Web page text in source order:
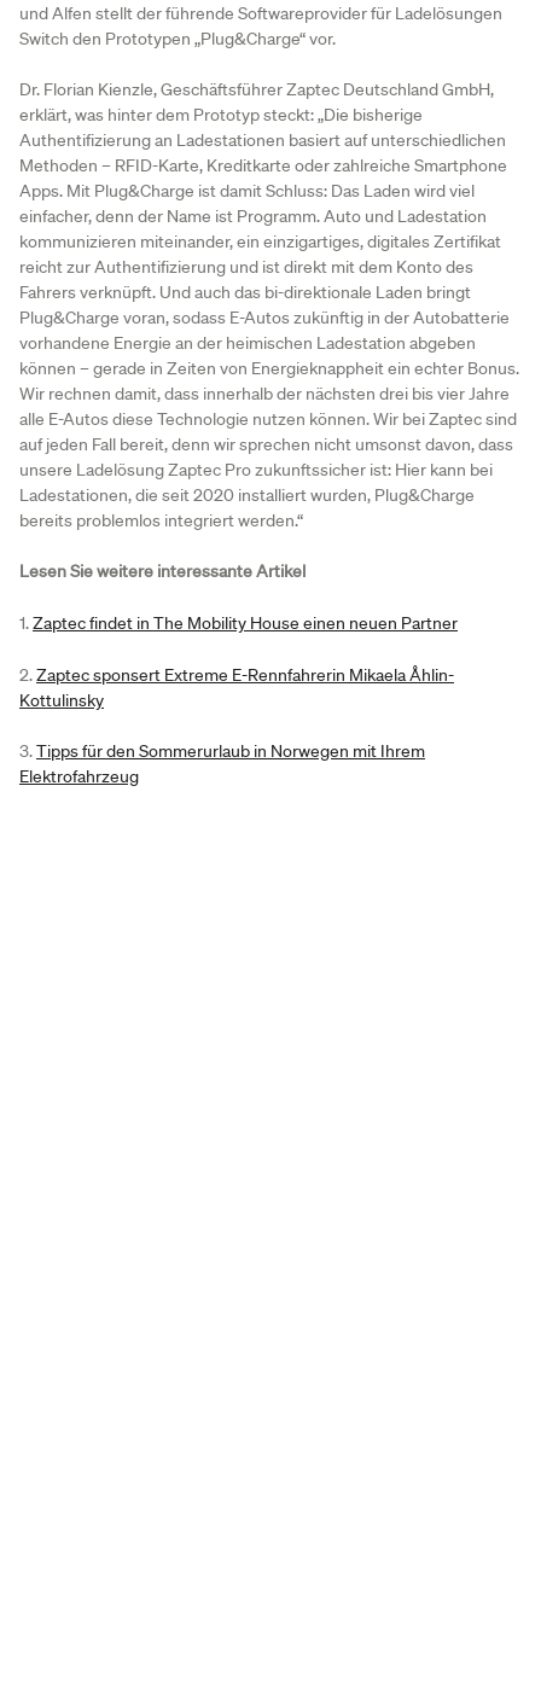
und Alfen stellt der führende Softwareprovider für Ladelösungen
Switch den Prototypen „Plug&Charge“ vor.
Dr. Florian Kienzle, Geschäftsführer Zaptec Deutschland GmbH,
erklärt, was hinter dem Prototyp steckt: „Die bisherige
Authentifizierung an Ladestationen basiert auf unterschiedlichen
Methoden – RFID-Karte, Kreditkarte oder zahlreiche Smartphone
Apps. Mit Plug&Charge ist damit Schluss: Das Laden wird viel
einfacher, denn der Name ist Programm. Auto und Ladestation
kommunizieren miteinander, ein einzigartiges, digitales Zertifikat
reicht zur Authentifizierung und ist direkt mit dem Konto des
Fahrers verknüpft. Und auch das bi-direktionale Laden bringt
Plug&Charge voran, sodass E-Autos zukünftig in der Autobatterie
vorhandene Energie an der heimischen Ladestation abgeben
können – gerade in Zeiten von Energieknappheit ein echter Bonus.
Wir rechnen damit, dass innerhalb der nächsten drei bis vier Jahre
alle E-Autos diese Technologie nutzen können. Wir bei Zaptec sind
auf jeden Fall bereit, denn wir sprechen nicht umsonst davon, dass
unsere Ladelösung Zaptec Pro zukunftssicher ist: Hier kann bei
Ladestationen, die seit 2020 installiert wurden, Plug&Charge
bereits problemlos integriert werden.“
Lesen Sie weitere interessante Artikel
1.Zaptec findet in The Mobility House einen neuen Partner
2.Zaptec sponsert Extreme E-Rennfahrerin Mikaela Åhlin-
Kottulinsky
3.Tipps für den Sommerurlaub in Norwegen mit Ihrem
Elektrofahrzeug